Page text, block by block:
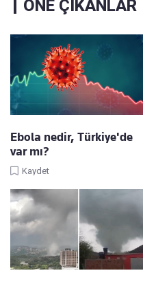
ÖNE ÇIKANLAR
Ebola nedir, Türkiye'de
var mı?
Kaydet